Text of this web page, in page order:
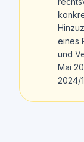
eines
und
Mai
2024/